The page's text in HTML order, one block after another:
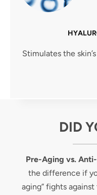
Stimulates the
DID
Pre-Aging vs.
the difference if
aging” fights